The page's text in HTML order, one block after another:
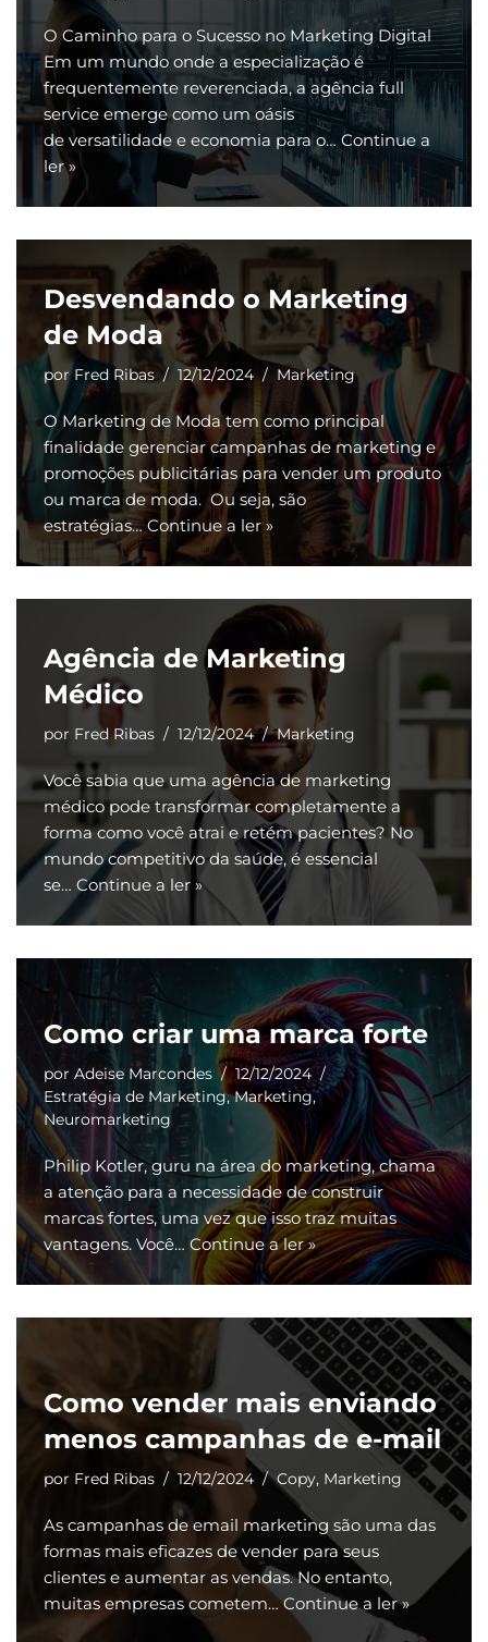
O Caminho para o Sucesso no Marketing Digital
Em um mundo onde a especialização é
frequentemente reverenciada, a agência full
service emerge como um oásis
de versatilidade e economia para o… Continue a
ler »
Desvendando o Marketing
de Moda
porFred Ribas 12/12/2024 Marketing
O Marketing de Moda tem como principal
finalidade gerenciar campanhas de marketing e
promoções publicitárias para vender um produto
ou marca de moda. Ou seja, são
estratégias…Continue a ler »
Agência de Marketing
Médico
por Fred Ribas 12/12/2024 Marketing
Você sabia que uma agência de marketing
médico pode transformar completamente a
forma como você atrai e retém pacientes? No
mundo competitivo da saúde, é essencial
se… Continue a ler »
Como criar uma marca forte
por Adeise Marcondes
12/12/2024
Estratégia de Marketing,Marketing,
Neuromarketing
Philip Kotler, guru na área do marketing, chama
a atenção para a necessidade de construir
marcas fortes, uma vez que isso traz muitas
vantagens. Você… Continue a ler »
Como vender mais enviando
menos campanhas de e-mail
por Fred Ribas 12/12/2024 Copy, Marketing
As campanhas de email marketing são uma das
formas mais eficazes de vender para seus
clientes e aumentar as vendas. No entanto,
muitas empresas cometem…Continue a ler »